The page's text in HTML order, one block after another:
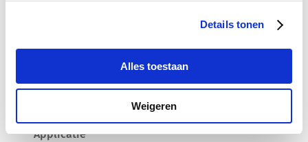
Details tonen
Alles toestaan
Weigeren
Applicatie